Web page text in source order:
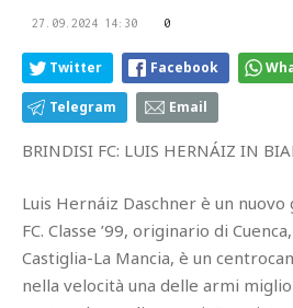
27.09.2024 14:30 0
Twitter Facebook
Telegram Email
BRINDISI FC: LUIS HERNÁIZ IN
Luis Hernáiz Daschner è un
FC. Classe ’99, originario di
Castiglia-La Mancia, è un
nella velocità una delle armi